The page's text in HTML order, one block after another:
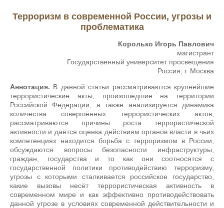
Терроризм в современной России, угрозы и
проблематика
Королько Игорь Павлович
магистрант
Государственный университет просвещения
Россия, г. Москва
Аннотация. В данной статьи рассматриваются крупнейшие
террористические акты, произошедшие на территории
Российской Федерации, а также анализируется динамика
количества совершённых террористических актов,
рассматриваются причины роста террористической
активности и даётся оценка действиям органов власти в чьих
компетенциях находится борьба с терроризмом в России,
обсуждаются вопросы безопасности инфраструктуры,
граждан, государства и то как они соотносятся с
государственной политики противодействию терроризму,
угрозы с которыми сталкивается российское государство,
какие вызовы несёт террористическая активность в
современном мире и как эффективно противодействовать
данной угрозе в условиях современной действительности и